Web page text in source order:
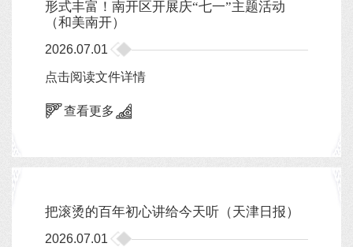
形式丰富！南开区开展庆“七一”主题活动
（和美南开）
2026.07.01
点击阅读文件详情
查看更多
把滚烫的百年初心讲给今天听（天津日报）
2026.07.01